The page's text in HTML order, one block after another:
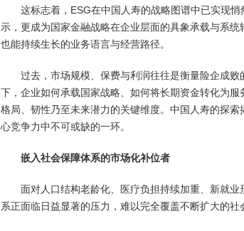
这标志着，ESG在中国人寿的战略图谱中已实现
示，更成为国家金融战略在企业层面的具象承载与系统
也能持续生长的业务语言与经营路径。
过去，市场规模、保费与利润往往是衡量险企成
下，企业如何承载国家战略、如何将长期资金转化为
格局、韧性乃至未来潜力的关键维度。中国人寿的探
心竞争力中不可或缺的一环。
嵌入社会保障体系的市场化补位者
面对人口结构老龄化、医疗负担持续加重、新就
系正面临日益显著的压力，难以完全覆盖不断扩大的社